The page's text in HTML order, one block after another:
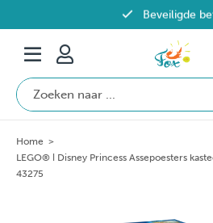
Beveiligde
Gratis verzending
Home >
LEGO® ǀ Disney Princess Assepoesters
43275